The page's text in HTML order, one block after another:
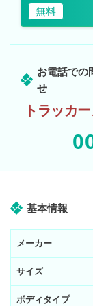
無料
お電話での
せ
トラッカ
基本情報
メーカー
サイズ
ボディタイプ